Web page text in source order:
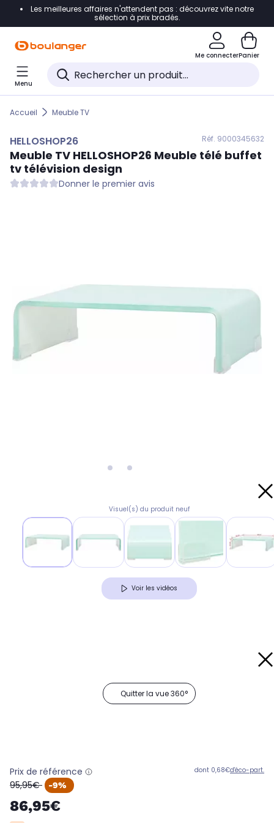
Accéder directement à la navigation
Accéder directement au pied de page
Accéder directement au chatbot
Les meilleures affaires n'attendent pas : découvrez vite notre
sélection à prix bradés.
Me connecterPanier
Menu
Accueil Meuble TV
HELLOSHOP26 Réf. 9000345632
Meuble TV HELLOSHOP26 Meuble télé buffet
tv télévision design
Donner le premier avis
Visuel(s) du produit neuf
Voir les vidéos
Quitter la vue 360°
Prix de référence
oldPrice
95,95€ -9%
86,95€
dont 0,68€d'éco-part.